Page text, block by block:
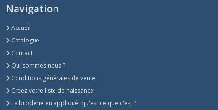
Navigation
Accueil
Catalogue
Contact
Qui sommes nous ?
Conditions générales de vente
Créez votre liste de naissance!
La broderie en appliqué: qu'est ce que c'est ?